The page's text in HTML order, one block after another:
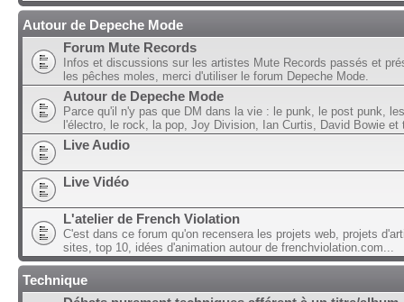
Autour de Depeche Mode
Forum Mute Records
Infos et discussions sur les artistes Mute Records passés et
les pêches moles, merci d'utiliser le forum Depeche Mode.
Autour de Depeche Mode
Parce qu'il n'y pas que DM dans la vie : le punk, le post punk,
l'électro, le rock, la pop, Joy Division, Ian Curtis, David Bowie et
Live Audio
Live Vidéo
L'atelier de French Violation
C'est dans ce forum qu'on recensera les projets web, projets
sites, top 10, idées d'animation autour de frenchviolation.com...
Technique